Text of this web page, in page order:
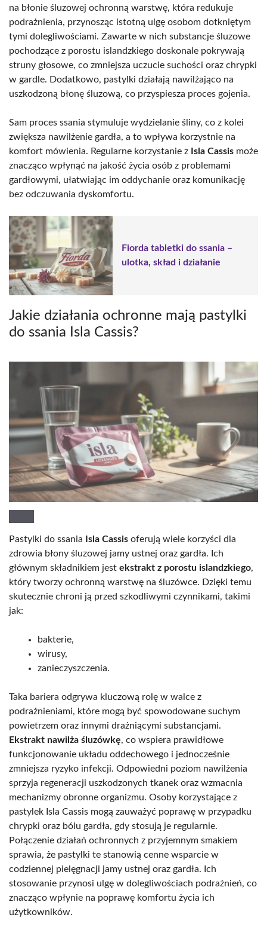
na błonie śluzowej ochronną warstwę, która redukuje
podrażnienia, przynosząc istotną ulgę osobom dotkniętym
tymi dolegliwościami. Zawarte w nich substancje śluzowe
pochodzące z porostu islandzkiego doskonale pokrywają
struny głosowe, co zmniejsza uczucie suchości oraz chrypki
w gardle. Dodatkowo, pastylki działają nawilżająco na
uszkodzoną błonę śluzową, co przyspiesza proces gojenia.
Sam proces ssania stymuluje wydzielanie śliny, co z kolei
zwiększa nawilżenie gardła, a to wpływa korzystnie na
komfort mówienia. Regularne korzystanie z Isla Cassis może
znacząco wpłynąć na jakość życia osób z problemami
gardłowymi, ułatwiając im oddychanie oraz komunikację
bez odczuwania dyskomfortu.
Fiorda tabletki do ssania –
ulotka, skład i działanie
Jakie działania ochronne mają pastylki
do ssania Isla Cassis?
Pastylki do ssania Isla Cassis oferują wiele korzyści dla
zdrowia błony śluzowej jamy ustnej oraz gardła. Ich
głównym składnikiem jest ekstrakt z porostu islandzkiego,
który tworzy ochronną warstwę na śluzówce. Dzięki temu
skutecznie chroni ją przed szkodliwymi czynnikami, takimi
jak:
bakterie,
wirusy,
zanieczyszczenia.
Taka bariera odgrywa kluczową rolę w walce z
podrażnieniami, które mogą być spowodowane suchym
powietrzem oraz innymi drażniącymi substancjami.
Ekstrakt nawilża śluzówkę, co wspiera prawidłowe
funkcjonowanie układu oddechowego i jednocześnie
zmniejsza ryzyko infekcji. Odpowiedni poziom nawilżenia
sprzyja regeneracji uszkodzonych tkanek oraz wzmacnia
mechanizmy obronne organizmu. Osoby korzystające z
pastylek Isla Cassis mogą zauważyć poprawę w przypadku
chrypki oraz bólu gardła, gdy stosują je regularnie.
Połączenie działań ochronnych z przyjemnym smakiem
sprawia, że pastylki te stanowią cenne wsparcie w
codziennej pielęgnacji jamy ustnej oraz gardła. Ich
stosowanie przynosi ulgę w dolegliwościach podrażnień, co
znacząco wpłynie na poprawę komfortu życia ich
użytkowników.